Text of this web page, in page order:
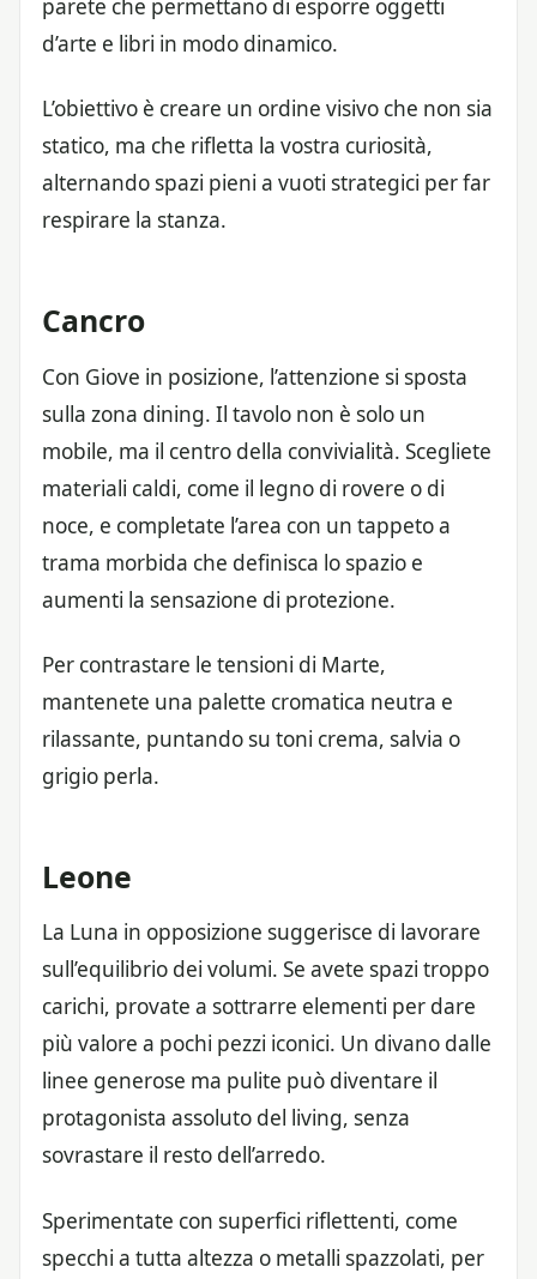
parete che permettano di esporre oggetti
d’arte e libri in modo dinamico.
L’obiettivo è creare un ordine visivo che non sia
statico, ma che rifletta la vostra curiosità,
alternando spazi pieni a vuoti strategici per far
respirare la stanza.
Cancro
Con Giove in posizione, l’attenzione si sposta
sulla zona dining. Il tavolo non è solo un
mobile, ma il centro della convivialità. Scegliete
materiali caldi, come il legno di rovere o di
noce, e completate l’area con un tappeto a
trama morbida che definisca lo spazio e
aumenti la sensazione di protezione.
Per contrastare le tensioni di Marte,
mantenete una palette cromatica neutra e
rilassante, puntando su toni crema, salvia o
grigio perla.
Leone
La Luna in opposizione suggerisce di lavorare
sull’equilibrio dei volumi. Se avete spazi troppo
carichi, provate a sottrarre elementi per dare
più valore a pochi pezzi iconici. Un divano dalle
linee generose ma pulite può diventare il
protagonista assoluto del living, senza
sovrastare il resto dell’arredo.
Sperimentate con superfici riflettenti, come
specchi a tutta altezza o metalli spazzolati, per